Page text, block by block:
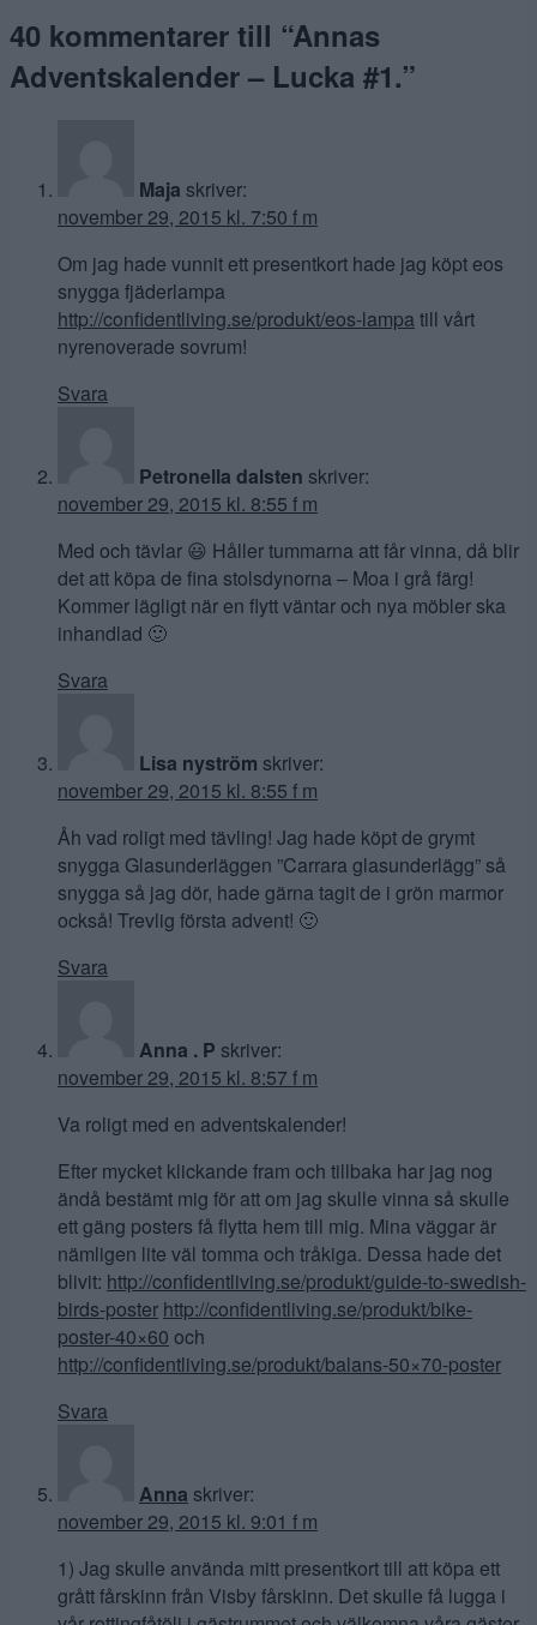
40 kommentarer till “Annas
Adventskalender – Lucka #1.”
Maja skriver:
november 29, 2015 kl. 7:50 f m
Om jag hade vunnit ett presentkort hade jag köpt eos
snygga fjäderlampa
http://confidentliving.se/produkt/eos-lampatill vårt
nyrenoverade sovrum!
Svara
Petronella dalsten skriver:
november 29, 2015 kl. 8:55 f m
Med och tävlar 😃 Håller tummarna att får vinna, då blir
det att köpa de fina stolsdynorna – Moa i grå färg!
Kommer lägligt när en flytt väntar och nya möbler ska
inhandlad 🙂
Svara
Lisa nyström skriver:
november 29, 2015 kl. 8:55 f m
Åh vad roligt med tävling! Jag hade köpt de grymt
snygga Glasunderläggen ”Carrara glasunderlägg” så
snygga så jag dör, hade gärna tagit de i grön marmor
också! Trevlig första advent! 🙂
Svara
Anna . P skriver:
november 29, 2015 kl. 8:57 f m
Va roligt med en adventskalender!
Efter mycket klickande fram och tillbaka har jag nog
ändå bestämt mig för att om jag skulle vinna så skulle
ett gäng posters få flytta hem till mig. Mina väggar är
nämligen lite väl tomma och tråkiga. Dessa hade det
blivit: http://confidentliving.se/produkt/guide-to-swedish-
birds-poster http://confidentliving.se/produkt/bike-
poster-40×60 och
http://confidentliving.se/produkt/balans-50×70-poster
Svara
Anna skriver:
november 29, 2015 kl. 9:01 f m
1) Jag skulle använda mitt presentkort till att köpa ett
grått fårskinn från Visby fårskinn. Det skulle få lugga i